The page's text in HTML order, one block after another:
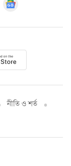
নীতি ও শর্ত